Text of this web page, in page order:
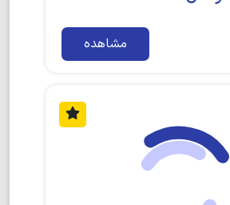
مشاهده